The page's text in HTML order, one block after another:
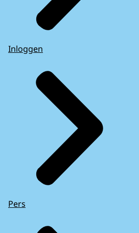
Inloggen
Pers